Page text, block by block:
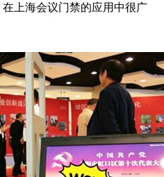
上海会议门禁的应用中很广